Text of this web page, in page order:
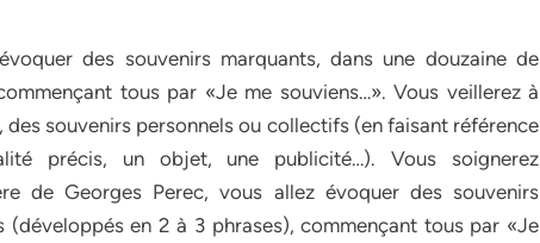
des souvenirs marquants, dans une douzaine de
tous par «Je me souviens…». Vous veillerez à
des souvenirs personnels ou collectifs (en faisant référence
précis, un objet, une publicité…). Vous soignerez
de Georges Perec, vous allez évoquer des souvenirs
(développés en 2 à 3 phrases), commençant tous par «Je